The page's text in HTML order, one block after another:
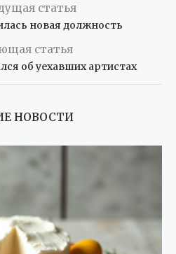
статья
новая должность
статья
об уехавших артистах
НОВОСТИ